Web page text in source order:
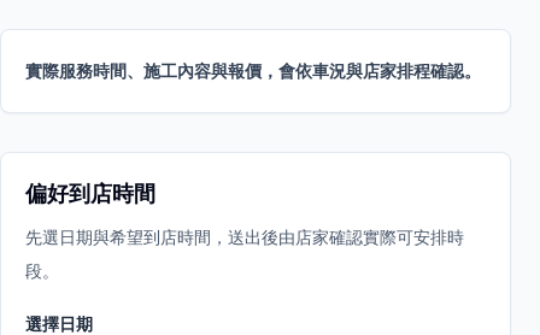
實際服務時間、施工內容與報價，會依車況與店家排程確認。
偏好到店時間
先選日期與希望到店時間，送出後由店家確認實際可安排時
段。
選擇日期